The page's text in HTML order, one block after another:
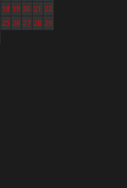
18 19 20 21 22
25 26 27 28 29